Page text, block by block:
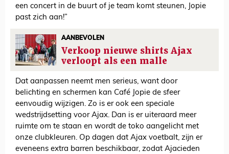
een concert in de buurt of je team komt steunen, Jopie
past zich aan!”
AANBEVOLEN
Verkoop nieuwe shirts Ajax
verloopt als een malle
Dat aanpassen neemt men serieus, want door
belichting en schermen kan Café Jopie de sfeer
eenvoudig wijzigen. Zo is er ook een speciale
wedstrijdsetting voor Ajax. Dan is er uiteraard meer
ruimte om te staan en wordt de toko aangelicht met
onze clubkleuren. Op dagen dat Ajax voetbalt, zijn er
eveneens extra barren beschikbaar, zodat Ajacieden